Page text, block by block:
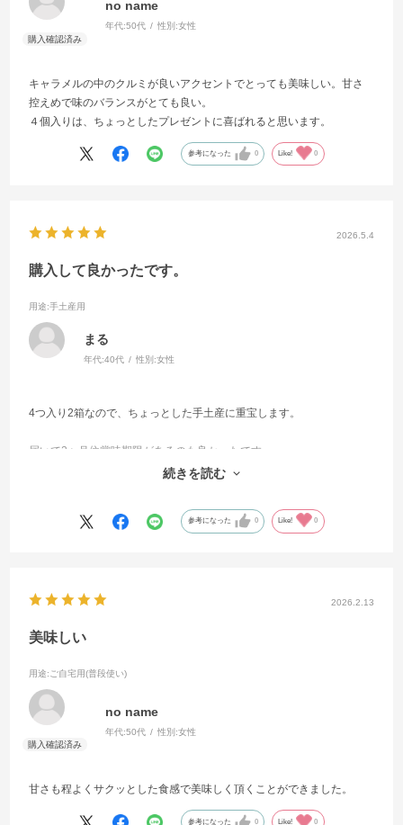
no name
年代:50代 性別:女性
キャラメルの中のクルミが良いアクセントでとっても美味しい。甘さ
控えめで味のバランスがとても良い。
４個入りは、ちょっとしたプレゼントに喜ばれると思います。
参考になった 0 Like! 0
2026.5.4
購入して良かったです。
用途:手土産用
まる
年代:40代 性別:女性
4つ入り2箱なので、ちょっとした手土産に重宝します。
届いて2ヶ月位賞味期限があるのも良かったです。
続きを読む
参考になった 0 Like! 0
2026.2.13
美味しい
用途:ご自宅用(普段使い)
no name
年代:50代 性別:女性
甘さも程よくサクッとした食感で美味しく頂くことができました。
参考になった 0 Like! 0